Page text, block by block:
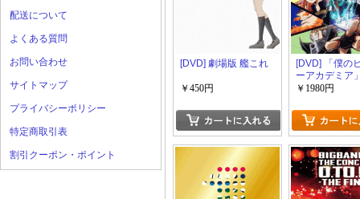
配送について
よくある質問
お問い合わせ
サイトマップ
プライバシーポリシー
特定商取引表
割引クーポン・ポイント
[DVD] 劇場版 艦これ
￥450円
[DVD] 「僕の
ーアカデミア
2nd【完全版
￥1980円